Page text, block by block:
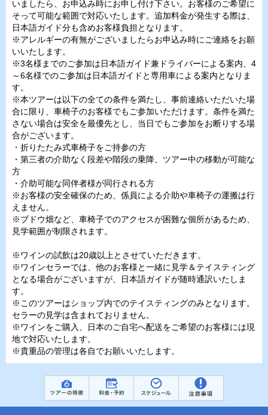
いましたら、お申込み時にお申し付け下さい。お客様のご希望に
そって可能な範囲で対応いたします。追加料金が発生する際は、
日本語ガイド分も含めお客様負担となります。
※アレルギーの有無がございましたらお申込み時にご連絡をお願
いいたします。
※3名様までのご参加は日本語ガイド兼ドライバーによる案内、4
～6名様でのご参加は日本語ガイドと専用車による案内となりま
す。
※本ツアーは以下の全ての条件を満たし、事前連絡いただいた場
合に限り、車椅子のお客様でもご参加いただけます。条件を満た
さない場合は安全を最優先とし、当日でもご参加をお断りする場
合がございます。
・折りたたみ式車椅子をご持参の方
・第三者の介助なく段差や階段の乗降、ツアー中の移動が可能な
方
・介助可能な同伴者様が同行される方
※お客様の安全確保のため、係員による介助や車椅子の運搬は行
えません。
※ブドウ畑など、車椅子でのアクセスが困難な個所があるため、
見学範囲が制限されます。
※ワインの試飲は20歳以上とさせていただきます。
※ワインセラーでは、他のお客様と一緒に見学＆テイスティング
となる場合がございますが、日本語ガイドが随時通訳いたしま
す。
※このツアーはショップ内でのテイスティングのみとなります。
セラーの見学は含まれておりません。
※ワインをご購入、日本のご自宅へ配送をご希望のお客様には現
地で対応いたします。
※貴重品の管理は各自でお願いいたします。